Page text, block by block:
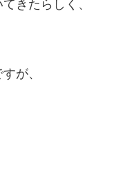
きたらしく、
が、